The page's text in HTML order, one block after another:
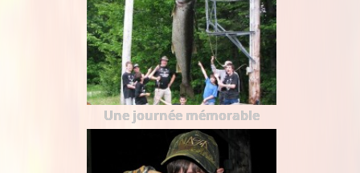
Une journée mémorable